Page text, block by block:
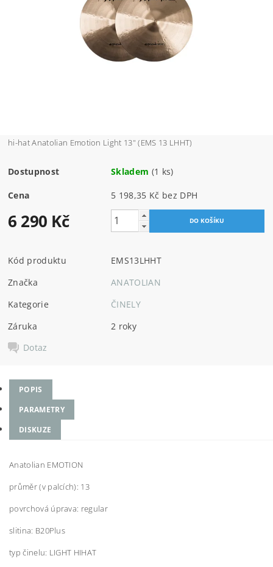
hi-hat Anatolian Emotion Light 13" (EMS 13 LHHT)
Dostupnost Skladem (1 ks)
Cena 5 198,35 Kč bez DPH
6 290 Kč
Kód produktu
EMS13LHHT
Značka
ANATOLIAN
Kategorie
ČINELY
Záruka
2 roky
Dotaz
POPIS
PARAMETRY
DISKUZE
Anatolian EMOTION
průměr (v palcích): 13
povrchová úprava: regular
slitina: B20Plus
typ činelu: LIGHT HIHAT